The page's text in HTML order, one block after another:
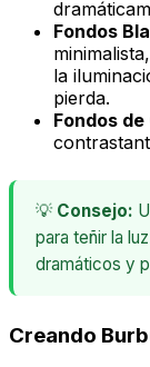
Fondos
la
pierda.
Fondos de
💡 Consejo:
para teñir la
dramáticos y
Creando